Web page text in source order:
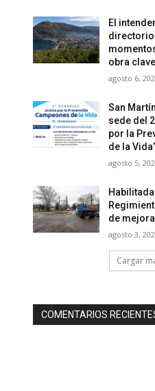
El
directorio
obra
agosto 6,
San
sede del
por la
de la
agosto 5,
de
agosto 3,
Cargar
COMENTARIOS